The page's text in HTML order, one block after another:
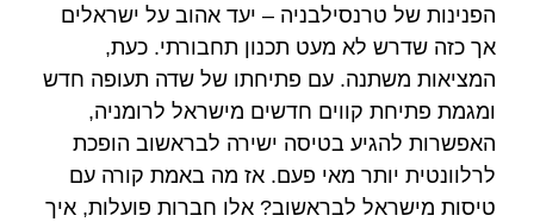
הפנינות של טרנסילבניה – יעד אהוב על ישראלים
אך כזה שדרש לא מעט תכנון תחבורתי. כעת,
המציאות משתנה. עם פתיחתו של שדה תעופה חדש
ומגמת פתיחת קווים חדשים מישראל לרומניה,
האפשרות להגיע בטיסה ישירה לבראשוב הופכת
לרלוונטית יותר מאי פעם. אז מה באמת קורה עם
טיסות מישראל לבראשוב? אלו חברות פועלות, איך